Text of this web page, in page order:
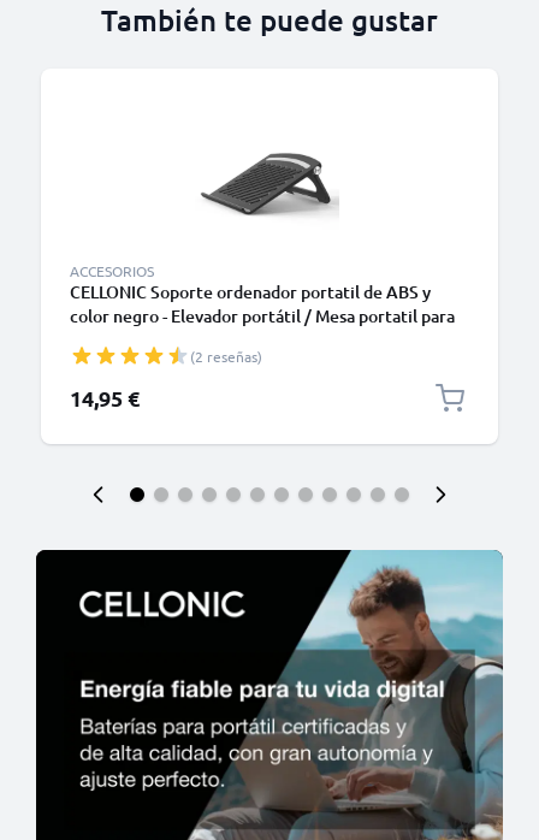
También te puede gustar
ACCESORIOS
CELLONIC Soporte ordenador portatil de ABS y
color negro - Elevador portátil / Mesa portatil para
HP, Apple, Lenovo, Acer y muchos más
(2 reseñas)
14,95 €